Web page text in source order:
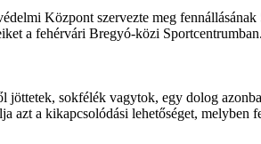
Központ szervezte meg fennállásának
a fehérvári Bregyó-közi Sportcentrumban.
sokfélék vagytok, egy dolog
azt a kikapcsolódási lehetőséget, melyben